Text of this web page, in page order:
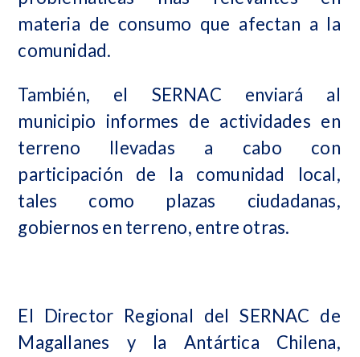
materia de consumo que afectan a la
comunidad.
También, el SERNAC enviará al
municipio informes de actividades en
terreno llevadas a cabo con
participación de la comunidad local,
tales como plazas ciudadanas,
gobiernos en terreno, entre otras.
El Director Regional del SERNAC de
Magallanes y la Antártica Chilena,